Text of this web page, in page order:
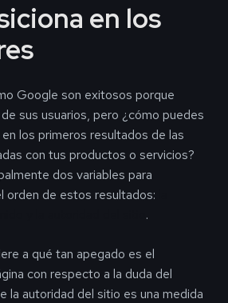
en los
Google son exitosos porque
sus usuarios, pero ¿cómo puedes
los primeros resultados de las
con tus productos o servicios?
dos variables para
orden de estos resultados:
.
a qué tan apegado es el
con respecto a la duda del
la autoridad del sitio es una medida